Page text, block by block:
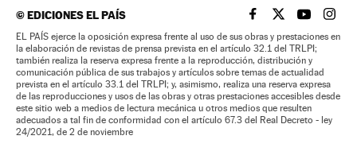
©EDICIONES EL PAÍS EL PAÍS BRASIL EN
EL PAÍSEL PAÍS
EL
EL PAÍS ejerce la oposición expresa frente al uso de sus obras y prestaciones en
la elaboración de revistas de prensa prevista en el artículo 32.1 del TRLPI;
también realiza la reserva expresa frente a la reproducción, distribución y
comunicación pública de sus trabajos y artículos sobre temas de actualidad
prevista en el artículo 33.1 del TRLPI; y, asimismo, realiza una reserva expresa
de las reproducciones y usos de las obras y otras prestaciones accesibles desde
este sitio web a medios de lectura mecánica u otros medios que resulten
adecuados a tal fin de conformidad con el artículo 67.3 del Real Decreto - ley
24/2021, de 2 de noviembre